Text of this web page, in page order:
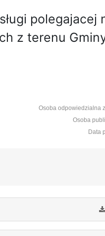
polegajacej
z terenu
Osoba odpowiedzialna
Osoba
Data